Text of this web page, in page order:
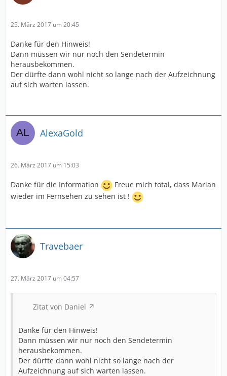
25. März 2017 um 20:45
Danke für den Hinweis!
Dann müssen wir nur noch den Sendetermin
herausbekommen.
Der dürfte dann wohl nicht so lange nach der Aufzeichnung
auf sich warten lassen.
AlexaGold
26. März 2017 um 15:03
Danke für die Information
Freue mich total, dass Marian
wieder im Fernsehen zu sehen ist !
Travebaer
27. März 2017 um 04:57
Zitat von Daniel
Danke für den Hinweis!
Dann müssen wir nur noch den Sendetermin
herausbekommen.
Der dürfte dann wohl nicht so lange nach der
Aufzeichnung auf sich warten lassen.